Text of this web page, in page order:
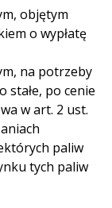
objętym
o wypłatę
na potrzeby
stałe, po cenie
w art. 2 ust.
paliw
tych paliw